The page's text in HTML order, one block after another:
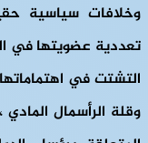
وخلافات سياسية
تعددية عضويتها في
التشتت في
وقلة الرأسمال المادي